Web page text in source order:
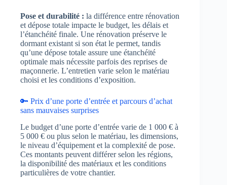
Pose et durabilité : la différence entre rénovation
et dépose totale impacte le budget, les délais et
l’étanchéité finale. Une rénovation préserve le
dormant existant si son état le permet, tandis
qu’une dépose totale assure une étanchéité
optimale mais nécessite parfois des reprises de
maçonnerie. L’entretien varie selon le matériau
choisi et les conditions d’exposition.
🔑 Prix d’une porte d’entrée et parcours d’achat
sans mauvaises surprises
Le budget d’une porte d’entrée varie de 1 000 € à
5 000 € ou plus selon le matériau, les dimensions,
le niveau d’équipement et la complexité de pose.
Ces montants peuvent différer selon les régions,
la disponibilité des matériaux et les conditions
particulières de votre chantier.